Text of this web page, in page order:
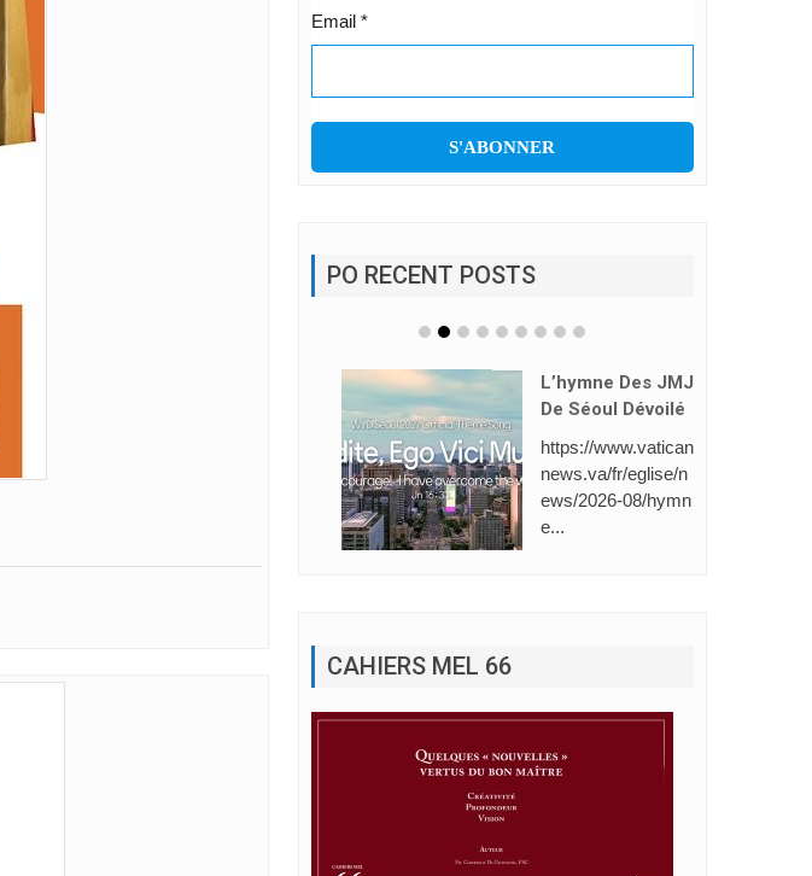
Email *
PO RECENT POSTS
L’hymne Des JMJ
De Séoul Dévoilé
https://www.vatican
news.va/fr/eglise/n
ews/2026-08/hymn
e...
CAHIERS MEL 66